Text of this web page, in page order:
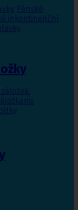
, Pánské
inkontinenční
,
,